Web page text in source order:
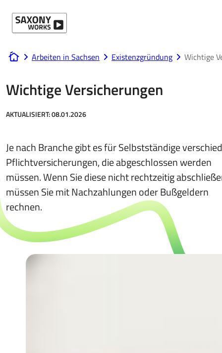
www.saxony-works.com
Arbeiten in Sachsen Existenzgründung Wichtige
Wichtige Versicherungen
AKTUALISIERT:08.01.2026
Je nach Branche gibt es für Selbstständige
Pflichtversicherungen, die abgeschlossen werden
müssen. Wenn Sie diese nicht rechtzeitig
müssen Sie mit Nachzahlungen oder Bußgeldern
rechnen.